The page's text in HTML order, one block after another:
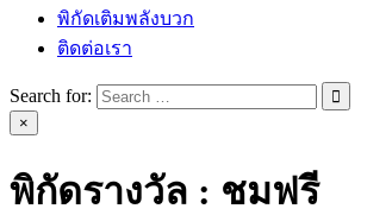
พิกัดเติมพลังบวก
ติดต่อเรา
Search for:
×
พิกัดรางวัล : ชมฟรี